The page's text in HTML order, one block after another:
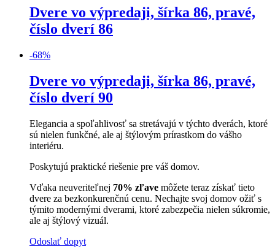
Dvere vo výpredaji, šírka 86, pravé,
číslo dverí 86
-68%
Dvere vo výpredaji, šírka 86, pravé,
číslo dverí 90
Elegancia a spoľahlivosť sa stretávajú v týchto dverách, ktoré
sú nielen funkčné, ale aj štýlovým prírastkom do vášho
interiéru.
Poskytujú praktické riešenie pre váš domov.
Vďaka neuveriteľnej 70% zľave môžete teraz získať tieto
dvere za bezkonkurenčnú cenu. Nechajte svoj domov ožiť s
týmito modernými dverami, ktoré zabezpečia nielen súkromie,
ale aj štýlový vizuál.
Odoslať dopyt